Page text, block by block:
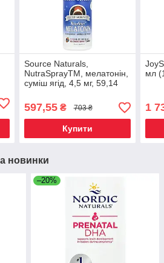
Source Naturals,
NutraSprayTM, мелатонін,
суміш ягід, 4,5 мг, 59,14
1 спреї), Київ
597,55₴ 703 ₴
Купити
мл
1
новинки
–20%